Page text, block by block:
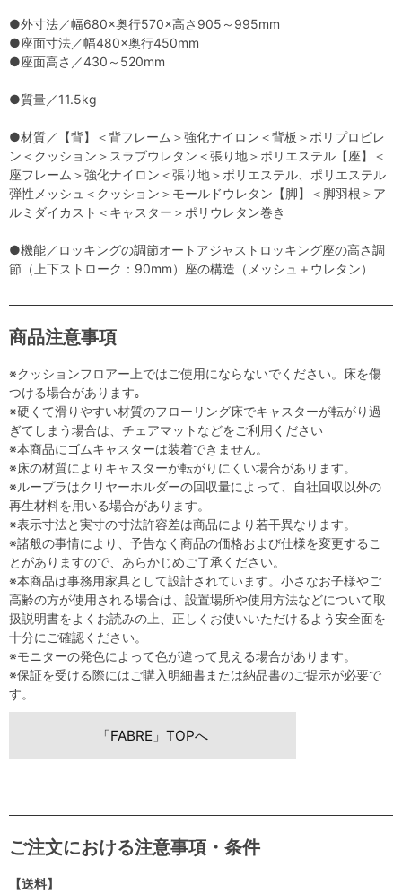
●外寸法／幅680×奥行570×高さ905～995mm
●座面寸法／幅480×奥行450mm
●座面高さ／430～520mm
●質量／11.5kg
●材質／【背】＜背フレーム＞強化ナイロン＜背板＞ポリプロピレ
ン＜クッション＞スラブウレタン＜張り地＞ポリエステル【座】＜
座フレーム＞強化ナイロン＜張り地＞ポリエステル、ポリエステル
弾性メッシュ＜クッション＞モールドウレタン【脚】＜脚羽根＞ア
ルミダイカスト＜キャスター＞ポリウレタン巻き
●機能／ロッキングの調節オートアジャストロッキング座の高さ調
節（上下ストローク：90mm）座の構造（メッシュ＋ウレタン）
商品注意事項
※クッションフロアー上ではご使用にならないでください。床を傷
つける場合があります｡
※硬くて滑りやすい材質のフローリング床でキャスターが転がり過
ぎてしまう場合は、チェアマットなどをご利用ください
※本商品にゴムキャスターは装着できません。
※床の材質によりキャスターが転がりにくい場合があります。
※ループラはクリヤーホルダーの回収量によって、自社回収以外の
再生材料を用いる場合があります。
※表示寸法と実寸の寸法許容差は商品により若干異なります。
※諸般の事情により、予告なく商品の価格および仕様を変更するこ
とがありますので、あらかじめご了承ください。
※本商品は事務用家具として設計されています。小さなお子様やご
高齢の方が使用される場合は、設置場所や使用方法などについて取
扱説明書をよくお読みの上、正しくお使いいただけるよう安全面を
十分にご確認ください。
※モニターの発色によって色が違って見える場合があります。
※保証を受ける際にはご購入明細書または納品書のご提示が必要で
す。
「FABRE」TOPへ
ご注文における注意事項・条件
【送料】